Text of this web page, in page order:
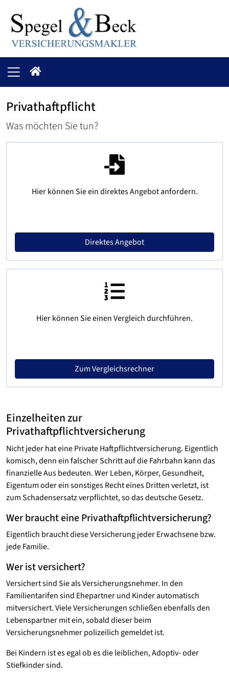
Privathaftpflicht
Was möchten Sie tun?
Hier können Sie ein direktes Angebot anfordern.
Direktes Angebot
Hier können Sie einen Vergleich durchführen.
Zum Vergleichsrechner
Einzelheiten zur
Privathaftpflichtversicherung
Nicht jeder hat eine Private Haftpflichtversicherung. Eigentlich
komisch, denn ein falscher Schritt auf die Fahrbahn kann das
finanzielle Aus bedeuten. Wer Leben, Körper, Gesundheit,
Eigentum oder ein sonstiges Recht eines Dritten verletzt, ist
zum Schadensersatz verpflichtet, so das deutsche Gesetz.
Wer braucht eine Privathaftpflichtversicherung?
Eigentlich braucht diese Versicherung jeder Erwachsene bzw.
jede Familie.
Wer ist versichert?
Versichert sind Sie als Versicherungsnehmer. In den
Familientarifen sind Ehepartner und Kinder automatisch
mitversichert. Viele Versicherungen schließen ebenfalls den
Lebenspartner mit ein, sobald dieser beim
Versicherungsnehmer polizeilich gemeldet ist.
Bei Kindern ist es egal ob es die leiblichen, Adoptiv- oder
Stiefkinder sind.